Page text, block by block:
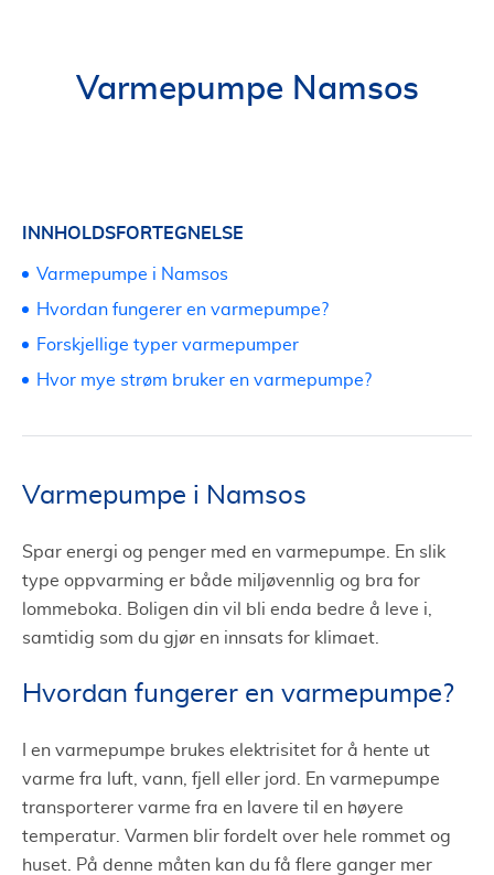
Varmepumpe Namsos
Varmepumpe i Namsos
Spar energi og penger med en varmepumpe. En slik
type oppvarming er både miljøvennlig og bra for
lommeboka. Boligen din vil bli enda bedre å leve i,
samtidig som du gjør en innsats for klimaet.
Hvordan fungerer en varmepumpe?
I en varmepumpe brukes elektrisitet for å hente ut
varme fra luft, vann, fjell eller jord. En varmepumpe
transporterer varme fra en lavere til en høyere
temperatur. Varmen blir fordelt over hele rommet og
huset. På denne måten kan du få flere ganger mer
INNHOLDSFORTEGNELSE
Varmepumpe i Namsos
Hvordan fungerer en varmepumpe?
Forskjellige typer varmepumper
Hvor mye strøm bruker en varmepumpe?